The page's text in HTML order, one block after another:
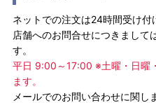
ネットでの注文は24時間受け付
店舗へのお問合せにつきまして
す。
平日 9:00～17:00 ※土曜・日曜
ます。
メールでのお問い合わせに関し